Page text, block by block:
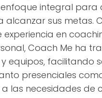
integral para
alcanzar sus metas.
experiencia en
Coach Me ha
equipos, facilitando
presenciales
las necesidades de